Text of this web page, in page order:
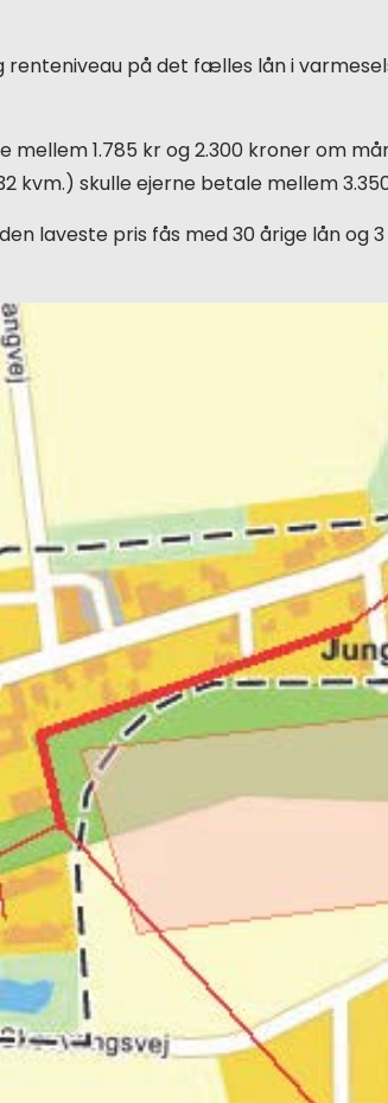
på det fælles lån i
mellem 1.785 kr og 2.300 kroner om
skulle ejerne betale mellem
laveste pris fås med 30 årige lån og